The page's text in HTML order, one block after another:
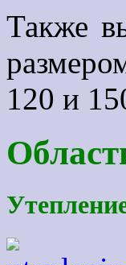
Также
120 и